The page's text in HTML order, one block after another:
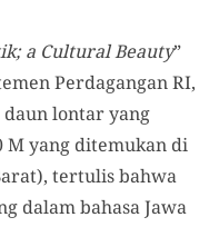
a Cultural Beauty”
Perdagangan RI,
lontar yang
M yang ditemukan di
tertulis bahwa
dalam bahasa Jawa